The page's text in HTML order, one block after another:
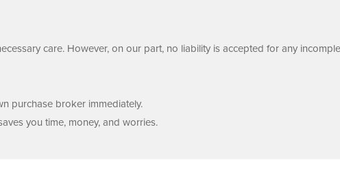
care. However, on our part, no liability is accepted for any
purchase broker immediately.
you time, money, and worries.